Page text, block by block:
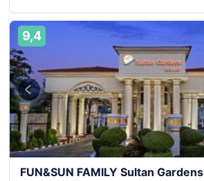
9,4
FUN&SUN FAMILY Sultan Gardens